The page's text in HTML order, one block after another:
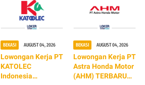
BEKASI AUGUST 04, 2026
Lowongan Kerja PT
KATOLEC
Indonesia
BEKASI AUGUST 04, 2026
Lowongan Kerja PT
Astra Honda Motor
(AHM) TERBARU